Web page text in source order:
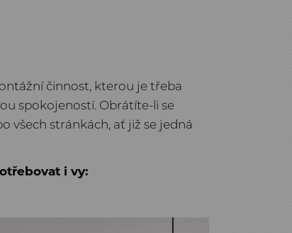
činnost, kterou je třeba
spokojeností. Obrátíte-li se
všech stránkách, ať již se jedná
i vy: